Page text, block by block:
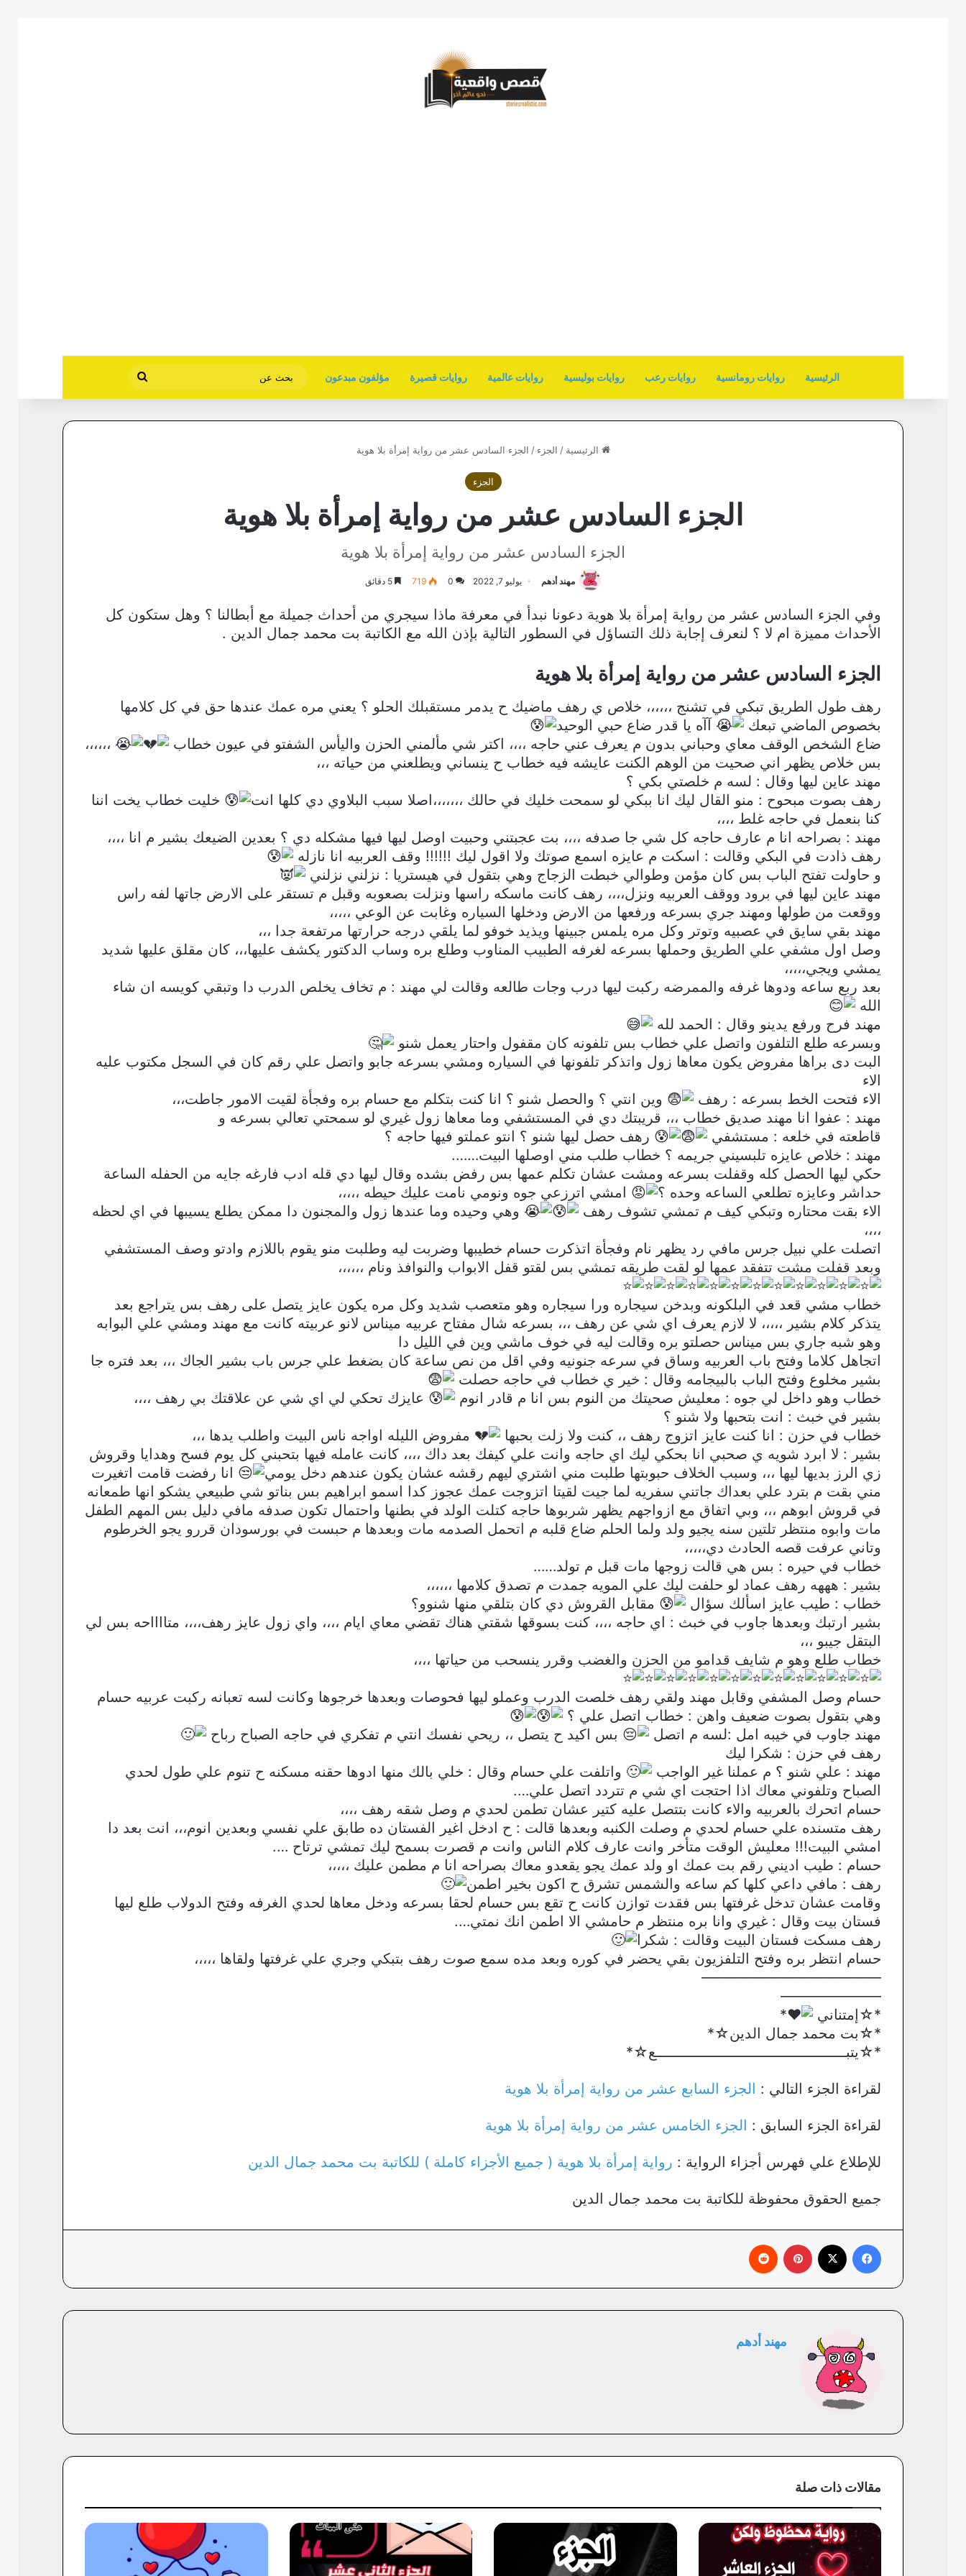
الرئيسية روايات رومانسية روايات رعب روايات بوليسية روايات عالمية روايات قصيرة مؤلفون مبدعون
عن
الرئيسية / الجزء / الجزء السادس عشر من رواية إمرأة بلا هوية
الجزء
الجزء السادس عشر من رواية إمرأة بلا هوية
الجزء السادس عشر من رواية إمرأة بلا هوية
مهند أدهم يوليو 7, 2022 0
719
وفي الجزء السادس عشر من رواية إمرأة بلا هوية دعونا نبدأ في معرفة ماذا سيجري من أحداث جميلة مع أبطالنا ؟ وهل ستكون كل
الأحداث مميزة ام لا ؟ لنعرف إجابة ذلك التساؤل في السطور التالية بإذن الله مع الكاتبة بت محمد جمال الدين .
الجزء السادس عشر من رواية إمرأة بلا هوية
رهف طول الطريق تبكي في تشنج ،،،،،، خلاص ي رهف ماضيك ح يدمر مستقبلك الحلو ؟ يعني مره عمك عندها حق في كل كلامها
بخصوص الماضي تبعك
آآه يا قدر ضاع حبي الوحيد
ضاع الشخص الوقف معاي وحباني بدون م يعرف عني حاجه ،،،، اكتر شي مألمني الحزن واليأس الشفتو في عيون خطاب
،،،،،،
بس خلاص يظهر اني صحيت من الوهم الكنت عايشه فيه خطاب ح ينساني ويطلعني من حياته ،،،
مهند عاين ليها وقال : لسه م خلصتي بكي ؟
رهف بصوت مبحوح : منو القال ليك انا ببكي لو سمحت خليك في حالك ،،،،،،،اصلا سبب البلاوي دي كلها انت
خليت خطاب يخت اننا
كنا بنعمل في حاجه غلط ،،،،
مهند : بصراحه انا م عارف حاجه كل شي جا صدفه ،،،، بت عجبتني وحبيت اوصل ليها فيها مشكله دي ؟ بعدين الضيعك بشير م انا ،،،،
رهف ذادت في البكي وقالت : اسكت م عايزه اسمع صوتك ولا اقول ليك !!!!!! وقف العربيه انا نازله
و حاولت تفتح الباب بس كان مؤمن وطوالي خبطت الزجاج وهي بتقول في هيستريا : نزلني نزلني
مهند عاين ليها في برود ووقف العربيه ونزل،،،، رهف كانت ماسكه راسها ونزلت بصعوبه وقبل م تستقر على الارض جاتها لفه راس
ووقعت من طولها ومهند جري بسرعه ورفعها من الارض ودخلها السياره وغابت عن الوعي ،،،،،
مهند بقي سايق في عصبيه وتوتر وكل مره يلمس جبينها ويذيد خوفو لما يلقي درجه حرارتها مرتفعة جدا ،،،
وصل اول مشفي علي الطريق وحملها بسرعه لغرفه الطبيب المناوب وطلع بره وساب الدكتور يكشف عليها،،، كان مقلق عليها شديد
يمشي ويجي،،،،،
بعد ربع ساعه ودوها غرفه والممرضه ركبت ليها درب وجات طالعه وقالت لي مهند : م تخاف يخلص الدرب دا وتبقي كويسه ان شاء
الله
مهند فرح ورفع يدينو وقال : الحمد لله
وبسرعه طلع التلفون واتصل علي خطاب بس تلفونه كان مقفول واحتار يعمل شنو
البت دى براها مفروض يكون معاها زول واتذكر تلفونها في السياره ومشي بسرعه جابو واتصل علي رقم كان في السجل مكتوب عليه
الاء
الاء فتحت الخط بسرعه : رهف
وين انتي ؟ والحصل شنو ؟ انا كنت بتكلم مع حسام بره وفجأة لقيت الامور جاطت،،،
مهند : عفوا انا مهند صديق خطاب ،،، قريبتك دي في المستشفي وما معاها زول غيري لو سمحتي تعالي بسرعه و
قاطعته في خلعه : مستشفي
رهف حصل ليها شنو ؟ انتو عملتو فيها حاجه ؟
مهند : خلاص عايزه تلبسيني جريمه ؟ خطاب طلب مني اوصلها البيت…….
حكي ليها الحصل كله وقفلت بسرعه ومشت عشان تكلم عمها بس رفض بشده وقال ليها دي قله ادب فارغه جايه من الحفله الساعة
حداشر وعايزه تطلعي الساعه وحده ؟
امشي اترزعي جوه ونومي نامت عليك حيطه ،،،،،
الاء بقت محتاره وتبكي كيف م تمشي تشوف رهف
وهي وحيده وما عندها زول والمجنون دا ممكن يطلع يسيبها في اي لحظه
،،،،
اتصلت علي نبيل جرس مافي رد يظهر نام وفجأة اتذكرت حسام خطيبها وضربت ليه وطلبت منو يقوم باللازم وادتو وصف المستشفي
وبعد قفلت مشت تتفقد عمها لو لقت طريقه تمشي بس لقتو قفل الابواب والنوافذ ونام ،،،،،،
خطاب مشي قعد في البلكونه وبدخن سيجاره ورا سيجاره وهو متعصب شديد وكل مره يكون عايز يتصل على رهف بس يتراجع بعد
يتذكر كلام بشير ،،،،، لا لازم يعرف اي شي عن رهف ،،، بسرعه شال مفتاح عربيه ميناس لانو عربيته كانت مع مهند ومشي علي البوابه
وهو شبه جاري بس ميناس حصلتو بره وقالت ليه في خوف ماشي وين في الليل دا
اتجاهل كلاما وفتح باب العربيه وساق في سرعه جنونيه وفي اقل من نص ساعة كان بضغط علي جرس باب بشير الجاك ،،، بعد فتره جا
بشير مخلوع وفتح الباب بالبيجامه وقال : خير ي خطاب في حاجه حصلت
خطاب وهو داخل لي جوه : معليش صحيتك من النوم بس انا م قادر انوم
عايزك تحكي لي اي شي عن علاقتك بي رهف ،،،،
بشير في خبث : انت بتحبها ولا شنو ؟
خطاب في حزن : انا كنت عايز اتزوج رهف ،، كنت ولا زلت بحبها
مفروض الليله اواجه ناس البيت واطلب يدها ،،،
بشير : لا ابرد شويه ي صحبي انا بحكي ليك اي حاجه وانت علي كيفك بعد داك ،،،، كانت عامله فيها بتحبني كل يوم فسح وهدايا وقروش
زي الرز بديها ليها ،،، وسبب الخلاف حبوبتها طلبت مني اشتري ليهم رقشه عشان يكون عندهم دخل يومي
انا رفضت قامت اتغيرت
مني بقت م بترد علي بعداك جاتني سفريه لما جيت لقيتا اتزوجت عمك عجوز كدا اسمو ابراهيم بس بناتو شي طبيعي يشكو انها طمعانه
في قروش ابوهم ،،، وبي اتفاق مع ازواجهم يظهر شربوها حاجه كتلت الولد في بطنها واحتمال تكون صدفه مافي دليل بس المهم الطفل
مات وابوه منتظر تلتين سنه يجيو ولد ولما الحلم ضاع قلبه م اتحمل الصدمه مات وبعدها م حبست في بورسودان قررو يجو الخرطوم
وتاني عرفت قصه الحادث دي،،،،،
خطاب في حيره : بس هي قالت زوجها مات قبل م تولد……
بشير : هههه رهف عماد لو حلفت ليك علي المويه جمدت م تصدق كلامها ،،،،،،
خطاب : طيب عايز اسألك سؤال
مقابل القروش دي كان بتلقي منها شنوو؟
بشير ارتبك وبعدها جاوب في خبث : اي حاجه ،،،، كنت بسوقها شقتي هناك تقضي معاي ايام ،،،، واي زول عايز رهف،،،، متااااحه بس لي
البتقل جيبو ،،،
خطاب طلع وهو م شايف قدامو من الحزن والغضب وقرر ينسحب من حياتها ،،،،
حسام وصل المشفي وقابل مهند ولقي رهف خلصت الدرب وعملو ليها فحوصات وبعدها خرجوها وكانت لسه تعبانه ركبت عربيه حسام
وهي بتقول بصوت ضعيف واهن : خطاب اتصل علي ؟
مهند جاوب في خيبه امل :لسه م اتصل
بس اكيد ح يتصل ،، ريحي نفسك انتي م تفكري في حاجه الصباح رباح
رهف في حزن : شكرا ليك
مهند : علي شنو ؟ م عملنا غير الواجب
واتلفت علي حسام وقال : خلي بالك منها ادوها حقنه مسكنه ح تنوم علي طول لحدي
الصباح وتلفوني معاك اذا احتجت اي شي م تتردد اتصل علي….
حسام اتحرك بالعربيه والاء كانت بتتصل عليه كتير عشان تطمن لحدي م وصل شقه رهف ،،،،
رهف متسنده علي حسام لحدي م وصلت الكنبه وبعدها قالت : ح ادخل اغير الفستان ده طابق علي نفسي وبعدين انوم،،، انت بعد دا
امشي البيت!!! معليش الوقت متأخر وانت عارف كلام الناس وانت م قصرت بسمح ليك تمشي ترتاح ….
حسام : طيب اديني رقم بت عمك او ولد عمك يجو يقعدو معاك بصراحه انا م مطمن عليك ،،،،،
رهف : مافي داعي كلها كم ساعه والشمس تشرق ح اكون بخير اطمن
وقامت عشان تدخل غرفتها بس فقدت توازن كانت ح تقع بس حسام لحقا بسرعه ودخل معاها لحدي الغرفه وفتح الدولاب طلع ليها
فستان بيت وقال : غيري وانا بره منتظر م حامشي الا اطمن انك نمتي….
رهف مسكت فستان البيت وقالت : شكرا
حسام انتظر بره وفتح التلفزيون بقي يحضر في كوره وبعد مده سمع صوت رهف بتبكي وجري علي غرفتها ولقاها ،،،،،
————————————–
———————
*☆إمتناني
*
*☆بت محمد جمال الدين☆*
*☆يتبــــــــــــــــــــــــــــــــــــــــــــع☆*
لقراءة الجزء التالي : الجزء السابع عشر من رواية إمرأة بلا هوية
لقراءة الجزء السابق : الجزء الخامس عشر من رواية إمرأة بلا هوية
للإطلاع علي فهرس أجزاء الرواية : رواية إمرأة بلا هوية ( جميع الأجزاء كاملة ) للكاتبة بت محمد جمال الدين
جميع الحقوق محفوظة للكاتبة بت محمد جمال الدين
مهند أدهم
مقالات ذات صلة